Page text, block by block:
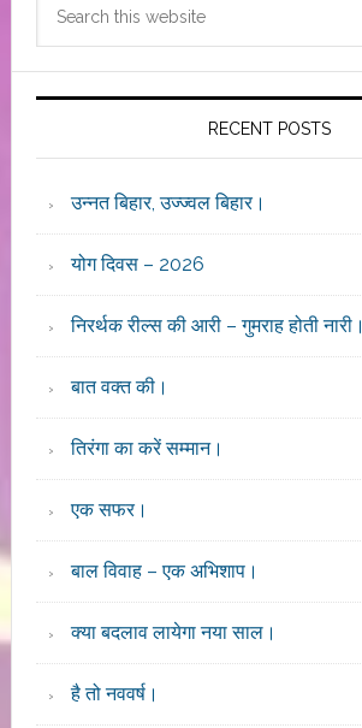
Sidebar
RECENT POSTS
उन्नत बिहार, उज्ज्वल बिहार।
योग दिवस – 2026
निरर्थक रील्स की आरी – गुमराह होती नारी।
बात वक्त की।
तिरंगा का करें सम्मान।
एक सफर।
बाल विवाह – एक अभिशाप।
क्या बदलाव लायेगा नया साल।
है तो नववर्ष।